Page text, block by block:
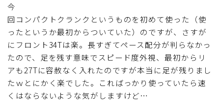
今
回コンパクトクランクというものを初めて使った（使
ったというか最初からついていた）のですが、さすが
にフロント34Tは楽。長すぎてペース配分が判らなかっ
たので、足を残す意味でスピード度外視、最初からリ
アも27Tに容赦なく入れたのですが本当に足が残りまし
たｗとにかく楽でした。こればっかり使っていたら速
くはならないような気がしますけど…